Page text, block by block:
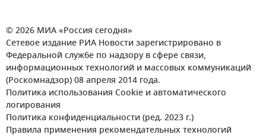
© 2026 МИА «Россия сегодня»
Сетевое издание РИА Новости зарегистрировано в
Федеральной службе по надзору в сфере связи,
информационных технологий и массовых коммуникаций
(Роскомнадзор) 08 апреля 2014 года.
Политика использования Cookie и автоматического
логирования
Политика конфиденциальности (ред. 2023 г.)
Правила применения рекомендательных технологий